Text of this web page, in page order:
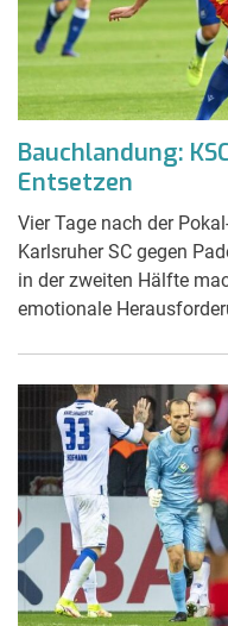
Bauchlandung:
Entsetzen
Vier Tage nach der
Karlsruher SC gegen
in der zweiten Hälfte
emotionale